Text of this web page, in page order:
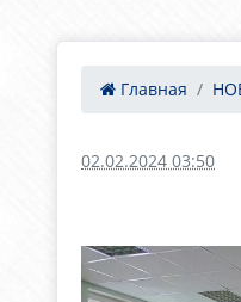
Главная
02.02.2024 03:50